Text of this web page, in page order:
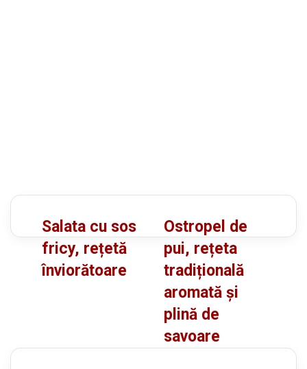
S
a
l
a
u
Salata cu sos
fricy, rețetă
înviorătoare
O
s
t
r
o
p
e
l
Ostropel de
pui, rețeta
tradițională
aromată și
plină de
savoare